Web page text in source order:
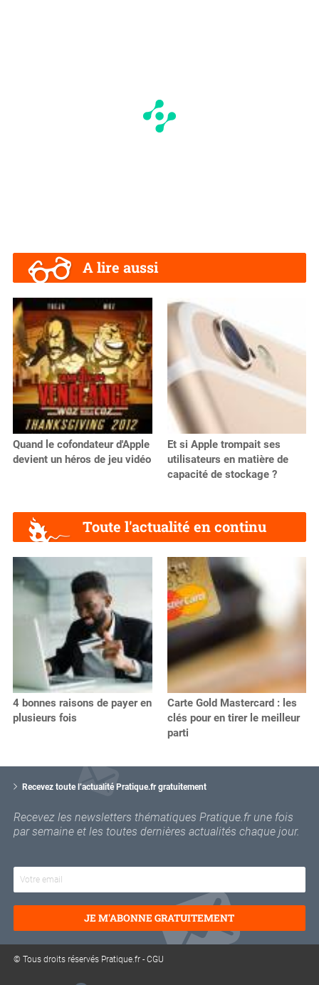
A lire aussi
Quand le cofondateur d'Apple
devient un héros de jeu vidéo
Et si Apple trompait ses
utilisateurs en matière de
capacité de stockage ?
Toute l'actualité en continu
4 bonnes raisons de payer en
plusieurs fois
Carte Gold Mastercard : les
clés pour en tirer le meilleur
parti
Recevez toute l’actualité Pratique.fr gratuitement
Recevez les newsletters thématiques Pratique.fr une fois
par semaine et les toutes dernières actualités chaque jour.
o
r
e
e
JE M'ABONNE GRATUITEMENT
© Tous droits réservés Pratique.fr -CGU